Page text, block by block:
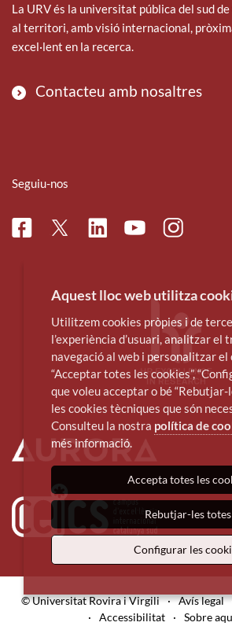
La URV és la universitat pública del sud
al territori, amb visió internacional,
excel·lent en la recerca.
Contacteu amb nosaltres
Seguiu-nos
FacebookTwitterLinkedinYoutubeInstagram
© Universitat Rovira i Virgili · Avís legal
·
Accessibilitat · Sobre
Aquest lloc web utilitza
Utilitzem cookies pròpies i de
l’experiència d’usuari, analitzar el
navegació al web i personalitzar el
“Acceptar totes les cookies”,
que voleu acceptar o bé
les cookies tècniques que són
Consulteu la nostra política de
més informació.
Accepta totes les
Rebutjar-les totes
Configurar les